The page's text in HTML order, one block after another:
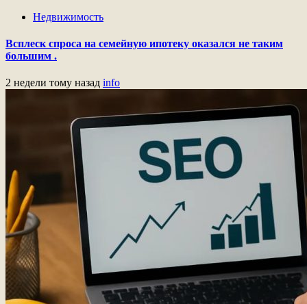
Недвижимость
Всплеск спроса на семейную ипотеку оказался не таким
большим .
2 недели тому назад info